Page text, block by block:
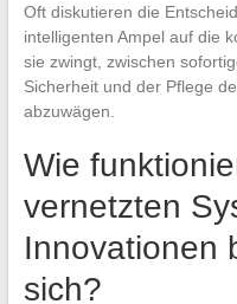
Oft diskutieren die
intelligenten Ampel auf die
sie zwingt, zwischen
Sicherheit und der Pflege
abzuwägen.
Wie
vernetzten
Innovationen
sich?